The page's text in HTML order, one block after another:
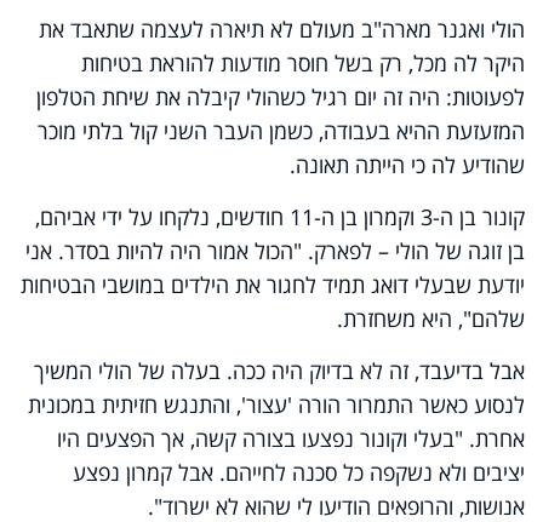
הולי ואגנר מארה"ב מעולם לא תיארה לעצמה שתאבד את
היקר לה מכל, רק בשל חוסר מודעות להוראת בטיחות
לפעוטות: היה זה יום רגיל כשהולי קיבלה את שיחת הטלפון
המזעזעת ההיא בעבודה, כשמן העבר השני קול בלתי מוכר
שהודיע לה כי הייתה תאונה.
קונור בן ה-3 וקמרון בן ה-11 חודשים, נלקחו על ידי אביהם,
בן זוגה של הולי – לפארק. "הכול אמור היה להיות בסדר. אני
יודעת שבעלי דואג תמיד לחגור את הילדים במושבי הבטיחות
שלהם", היא משחזרת.
אבל בדיעבד, זה לא בדיוק היה ככה. בעלה של הולי המשיך
לנסוע כאשר התמרור הורה 'עצור', והתנגש חזיתית במכונית
אחרת. "בעלי וקונור נפצעו בצורה קשה, אך הפצעים היו
יציבים ולא נשקפה כל סכנה לחייהם. אבל קמרון נפצע
אנושות, והרופאים הודיעו לי שהוא לא ישרוד".